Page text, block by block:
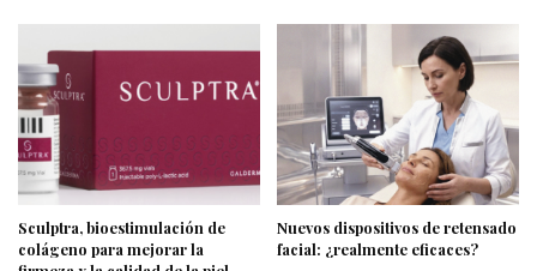
Sculptra, bioestimulación de
colágeno para mejorar la
Nuevos dispositivos de retensado
facial: ¿realmente eficaces?